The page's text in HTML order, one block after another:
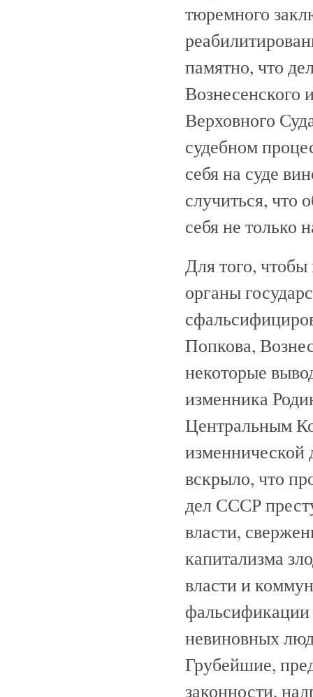
тюремного
памятно, что
Вознесенского
Верховного
судебном
себя на суде
случиться, что
себя не только
Для того,
органы
Попкова,
некоторые
изменника
Центральным
изменнической
вскрыло, что
дел СССР
власти,
капитализма
власти и
невиновных
Грубейшие,
законности,